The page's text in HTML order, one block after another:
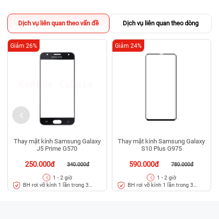
Dịch vụ liên quan theo vấn đề Dịch vụ liên quan theo dòng
Thay mặt kính Samsung Galaxy
J5 Prime G570
250.000đ 340.000đ
Giảm 26%
1 - 2 giờ
BH rơi vỡ kính 1 lần trong 3
tháng
Thay mặt kính Samsung Galaxy
S10 Plus G975
590.000đ 780.000đ
Giảm 24%
1 - 2 giờ
BH rơi vỡ kính 1 lần trong 3
tháng